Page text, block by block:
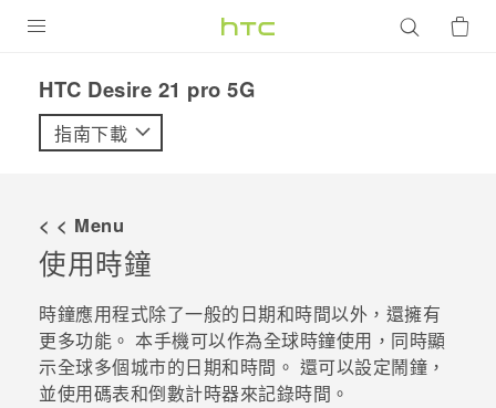
VIVE
配件
優惠專區
焦點訊息
銷售門市
HTC Desire 21 pro 5G‎
指南下載
< < Menu
使用時鐘
時鐘應用程式除了一般的日期和時間以外，還擁有
更多功能。 本手機可以作為全球時鐘使用，同時顯
示全球多個城市的日期和時間。 還可以設定鬧鐘，
並使用碼表和倒數計時器來記錄時間。